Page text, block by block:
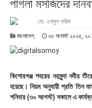
পাগলা মসজিদের
মো. এনামুল করিম
বাংলাদেশ, ৩০ অগাস্ট ২০২৫,
কিশোরগঞ্জ শহরের নরসুন্দা নদীর
হয়েছে। নিয়ম অনুযায়ী প্রতি তিন
শনিবার (৩০ আগস্ট) সকালে এ